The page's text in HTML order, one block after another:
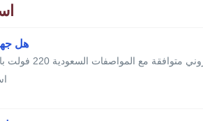
هل جهد المنتج